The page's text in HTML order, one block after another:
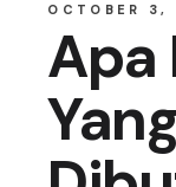
OCTOBER 3,
Apa